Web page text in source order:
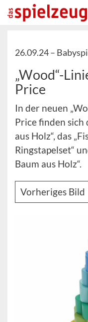
26.09.24 –
„Wood“-
Price
In der neuen
Price finden sich
aus Holz“, das
Ringstapelset“
Baum aus Holz“.
Vorheriges Bild